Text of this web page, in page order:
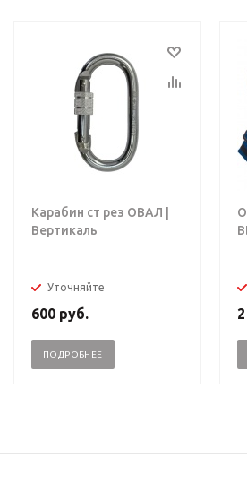
Карабин ст рез ОВАЛ |
Вертикаль
Уточняйте
600 руб.
ПОДРОБНЕЕ